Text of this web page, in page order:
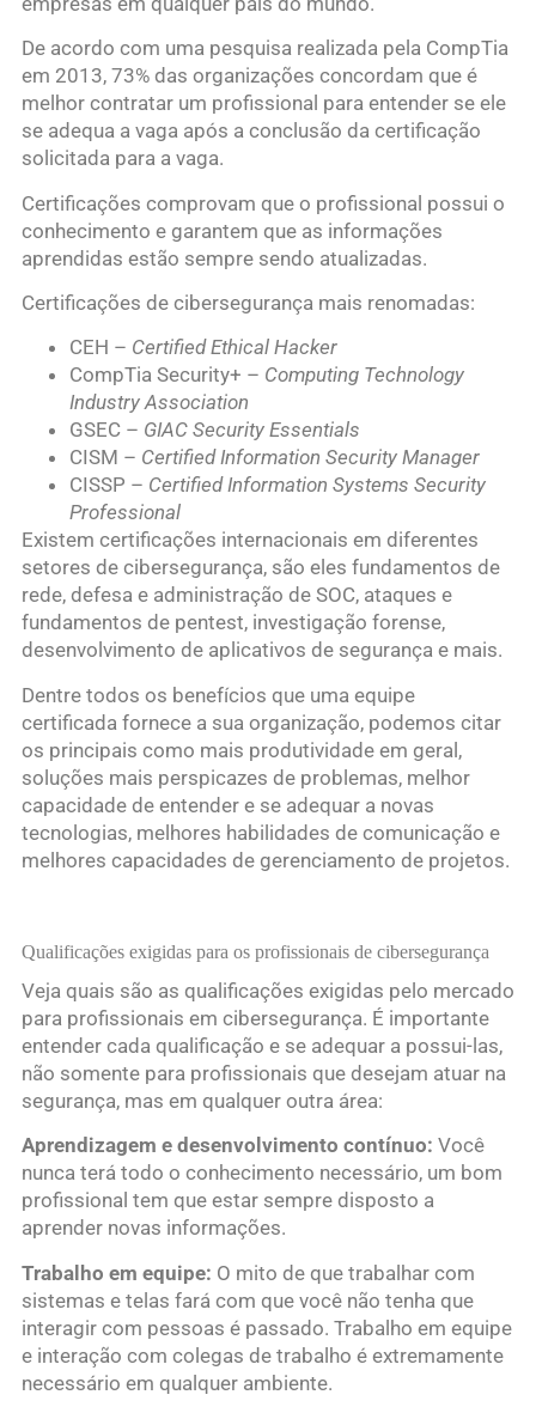
De acordo com uma pesquisa realizada pela CompTia
em 2013, 73% das organizações concordam que é
melhor contratar um profissional para entender se ele
se adequa a vaga após a conclusão da certificação
solicitada para a vaga.
Certificações comprovam que o profissional possui o
conhecimento e garantem que as informações
aprendidas estão sempre sendo atualizadas.
Certificações de cibersegurança mais renomadas:
CEH – Certified Ethical Hacker
CompTia Security+ – Computing Technology
Industry Association
GSEC – GIAC Security Essentials
CISM – Certified Information Security Manager
CISSP – Certified Information Systems Security
Professional
Existem certificações internacionais em diferentes
setores de cibersegurança, são eles fundamentos de
rede, defesa e administração de SOC, ataques e
fundamentos de pentest, investigação forense,
desenvolvimento de aplicativos de segurança e mais.
Dentre todos os benefícios que uma equipe
certificada fornece a sua organização, podemos citar
os principais como mais produtividade em geral,
soluções mais perspicazes de problemas, melhor
capacidade de entender e se adequar a novas
tecnologias, melhores habilidades de comunicação e
melhores capacidades de gerenciamento de projetos.
Qualificações exigidas para os profissionais de cibersegurança
Veja quais são as qualificações exigidas pelo mercado
para profissionais em cibersegurança. É importante
entender cada qualificação e se adequar a possui-las,
não somente para profissionais que desejam atuar na
segurança, mas em qualquer outra área:
Aprendizagem e desenvolvimento contínuo: Você
nunca terá todo o conhecimento necessário, um bom
profissional tem que estar sempre disposto a
aprender novas informações.
Trabalho em equipe: O mito de que trabalhar com
sistemas e telas fará com que você não tenha que
interagir com pessoas é passado. Trabalho em equipe
e interação com colegas de trabalho é extremamente
necessário em qualquer ambiente.